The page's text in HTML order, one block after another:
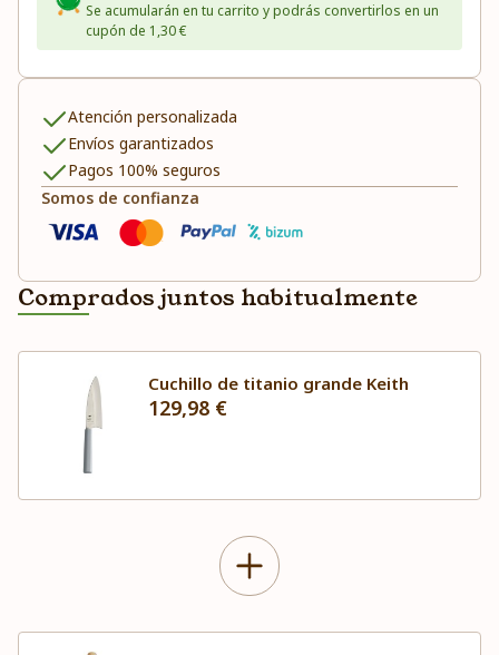
Se acumularán en tu carrito y podrás convertirlos en un
cupón de 1,30 €
Atención personalizada
Envíos garantizados
Pagos 100% seguros
Somos de confianza
Comprados juntos habitualmente
Cuchillo de titanio grande Keith
129,98 €